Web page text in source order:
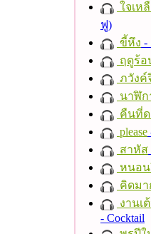
ใจเห
ฟู)
ขี้หึง -
ฤดูร้อ
ภวังค์
นาฬิก
คืนที่ด
please
สาหัส
หนอน
คิดมา
งานเ
- Cocktail